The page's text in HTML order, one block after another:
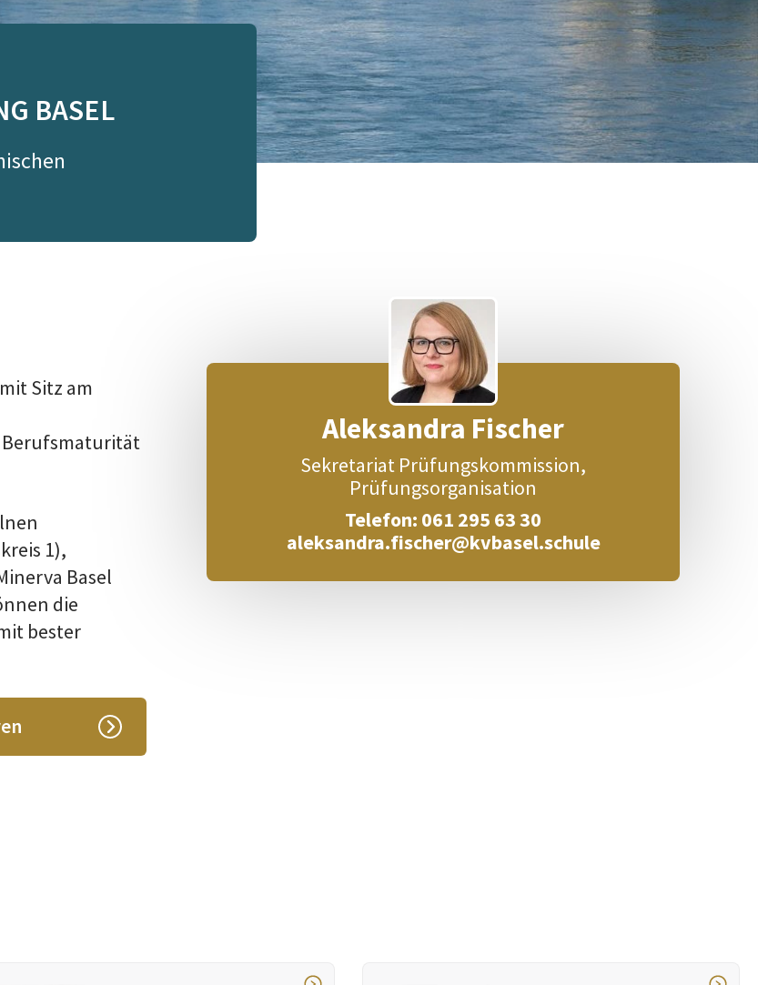
BASEL
Sitz am
Berufsmaturität
1),
Basel
die
bester
Aleksandra Fischer
Sekretariat Prüfungskommission,
Prüfungsorganisation
Telefon: 061 295 63 30
aleksandra.fischer@kvbasel.schule